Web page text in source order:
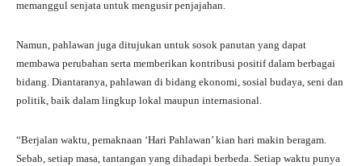
memanggul senjata untuk mengusir penjajahan.
Namun, pahlawan juga ditujukan untuk sosok panutan yang dapat
membawa perubahan serta memberikan kontribusi positif dalam berbagai
bidang. Diantaranya, pahlawan di bidang ekonomi, sosial budaya, seni dan
politik, baik dalam lingkup lokal maupun internasional.
“Berjalan waktu, pemaknaan ‘Hari Pahlawan’ kian hari makin beragam.
Sebab, setiap masa, tantangan yang dihadapi berbeda. Setiap waktu punya